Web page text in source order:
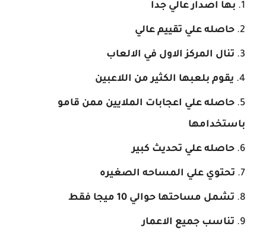
بها اصدار عالي جدا
حاصله علي تقييم عالي
تنال المركز الاول في الالعاب
يقوم بلعبها الكثير من اللاعبين
حاصله علي اعجابات الملايين ممن قامو
باستخدامها
حاصله علي تحديث كبير
تحتوي علي المساحه الصغيره
تشمل مساحتها حوالي 10 ميجا فقط
تناسب جميع الاعمار